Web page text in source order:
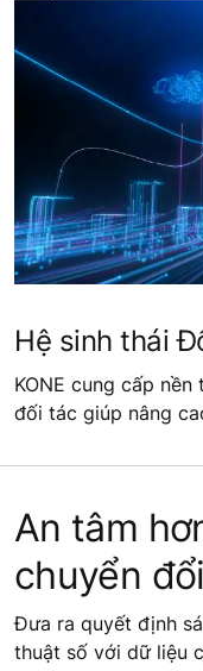
Hệ sinh thái
KONE cung cấp
đối tác giúp nâng
An tâm
chuyển
Đưa ra quyết định
thuật số với dữ liệu